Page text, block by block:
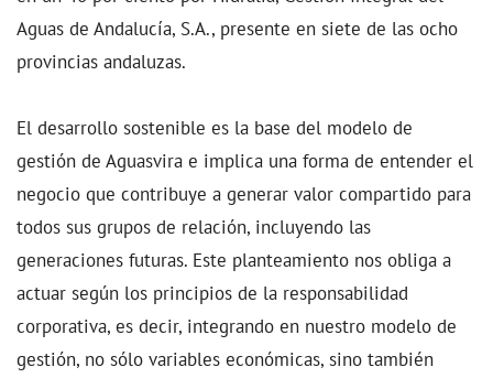
Aguas de Andalucía, S.A., presente en siete de las ocho
provincias andaluzas.
El desarrollo sostenible es la base del modelo de
gestión de Aguasvira e implica una forma de entender el
negocio que contribuye a generar valor compartido para
todos sus grupos de relación, incluyendo las
generaciones futuras. Este planteamiento nos obliga a
actuar según los principios de la responsabilidad
corporativa, es decir, integrando en nuestro modelo de
gestión, no sólo variables económicas, sino también